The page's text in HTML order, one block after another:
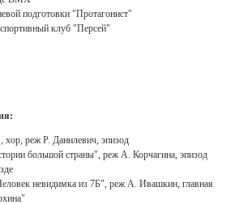
подготовки "Протагонист"
клуб "Персей"
хор, реж Р. Данилевич, эпизод
большой страны", реж А. Корчагина, эпизод
невидимка из 7Б", реж А. Ивашкин, главная